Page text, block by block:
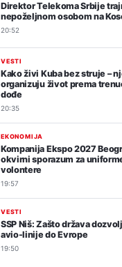
Direktor Telekoma Srbije
nepoželjnom osobom na
20:52
VESTI
Kako živi Kuba bez struje –
organizuju život prema
dođe
20:35
EKONOMIJA
Kompanija Ekspo 2027
okvirni sporazum za
volontere
19:57
VESTI
SSP Niš: Zašto država
avio-linije do Evrope
19:50